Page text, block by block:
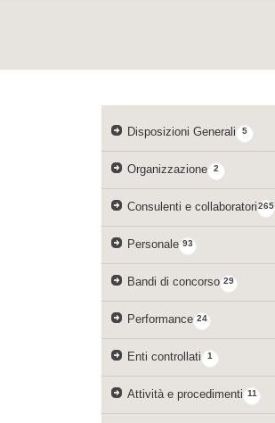
5
Disposizioni Generali
2
Organizzazione
265
Consulenti e collaboratori
93
Personale
29
Bandi di concorso
24
Performance
1
Enti controllati
11
Attività e procedimenti